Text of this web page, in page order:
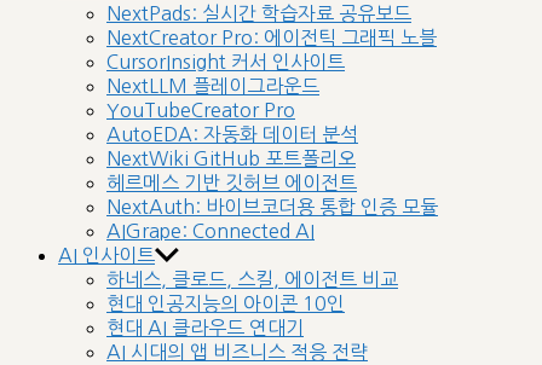
NextPads: 실시간 학습자료 공유보드
NextCreator Pro: 에이전틱 그래픽 노블
CursorInsight 커서 인사이트
NextLLM 플레이그라운드
YouTubeCreator Pro
AutoEDA: 자동화 데이터 분석
NextWiki GitHub 포트폴리오
헤르메스 기반 깃허브 에이전트
NextAuth: 바이브코더용 통합 인증 모듈
AIGrape: Connected AI
AI 인사이트
하네스, 클로드, 스킬, 에이전트 비교
현대 인공지능의 아이콘 10인
현대 AI 클라우드 연대기
AI 시대의 앱 비즈니스 적응 전략